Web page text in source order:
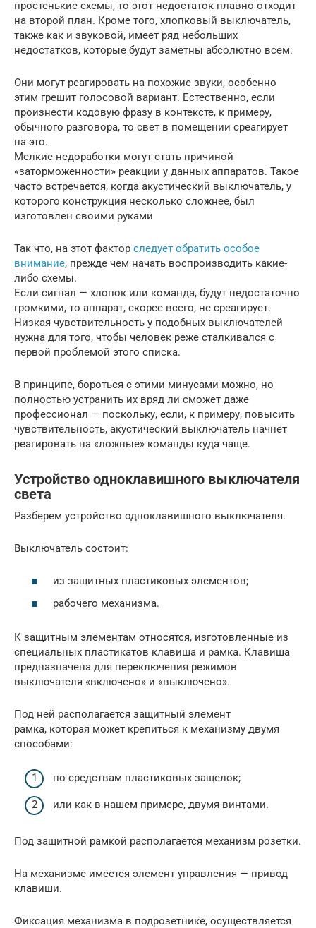
простенькие схемы, то этот недостаток плавно отходит
на второй план. Кроме того, хлопковый выключатель,
также как и звуковой, имеет ряд небольших
недостатков, которые будут заметны абсолютно всем:
Они могут реагировать на похожие звуки, особенно
этим грешит голосовой вариант. Естественно, если
произнести кодовую фразу в контексте, к примеру,
обычного разговора, то свет в помещении среагирует
на это.
Мелкие недоработки могут стать причиной
«заторможенности» реакции у данных аппаратов. Такое
часто встречается, когда акустический выключатель, у
которого конструкция несколько сложнее, был
изготовлен своими руками
Так что, на этот фактор следует обратить особое
внимание, прежде чем начать воспроизводить какие-
либо схемы.
Если сигнал — хлопок или команда, будут недостаточно
громкими, то аппарат, скорее всего, не среагирует.
Низкая чувствительность у подобных выключателей
нужна для того, чтобы человек реже сталкивался с
первой проблемой этого списка.
В принципе, бороться с этими минусами можно, но
полностью устранить их вряд ли сможет даже
профессионал — поскольку, если, к примеру, повысить
чувствительность, акустический выключатель начнет
реагировать на «ложные» команды куда чаще.
Устройство одноклавишного выключателя
света
Разберем устройство одноклавишного выключателя.
Выключатель состоит:
из защитных пластиковых элементов;
рабочего механизма.
К защитным элементам относятся, изготовленные из
специальных пластикатов клавиша и рамка. Клавиша
предназначена для переключения режимов
выключателя «включено» и «выключено».
Под ней располагается защитный элемент
рамка, которая может крепиться к механизму двумя
способами:
по средствам пластиковых защелок;
или как в нашем примере, двумя винтами.
Под защитной рамкой располагается механизм розетки.
На механизме имеется элемент управления — привод
клавиши.
Фиксация механизма в подрозетнике, осуществляется